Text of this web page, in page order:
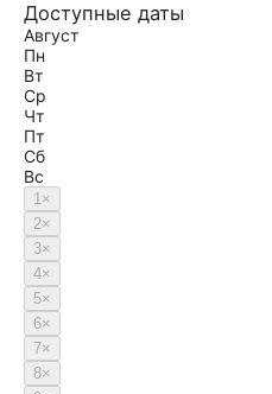
Доступные даты
Август
Пн
Вт
Ср
Чт
Пт
Сб
Вс
1×
2×
3×
4×
5×
6×
7×
8×